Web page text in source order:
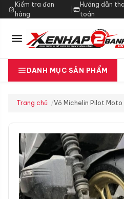
Kiểm tra đơn
hàng
|
Hướng dẫn
toán
DANH MỤC SẢN PHẨM
Trang chủ Vỏ Michelin Pilot